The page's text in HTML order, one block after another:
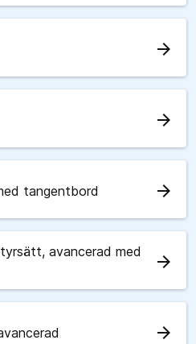
arrow_forward
arrow_forward
tangentbord arrow_forward
avancerad med
arrow_forward
arrow_forward